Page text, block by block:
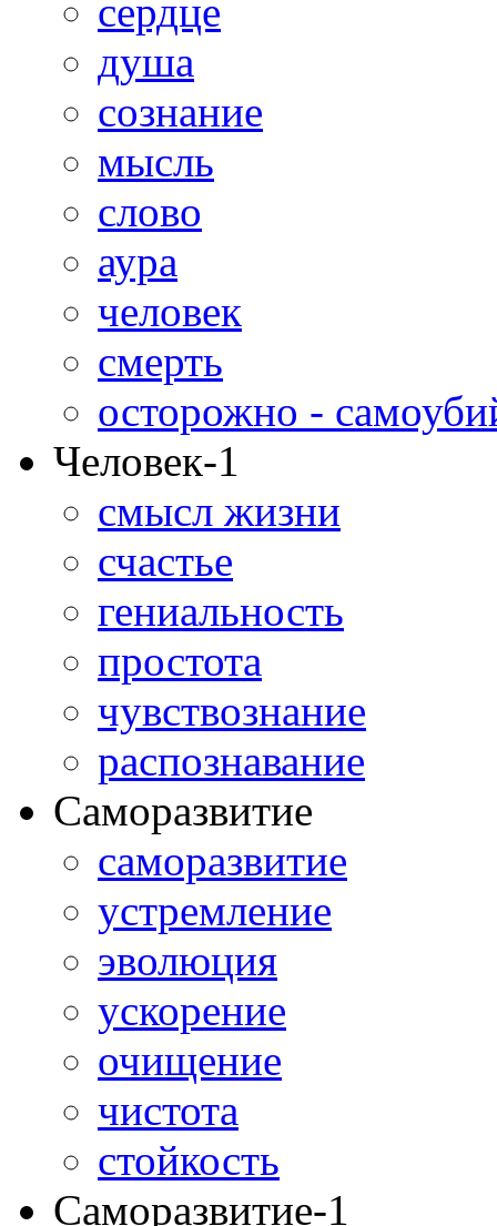
сердце
душа
сознание
мысль
слово
аура
человек
смерть
осторожно -
Человек-1
смысл жизни
счастье
гениальность
простота
чувствознание
распознавание
Саморазвитие
саморазвитие
устремление
эволюция
ускорение
очищение
чистота
стойкость
Саморазвитие-1